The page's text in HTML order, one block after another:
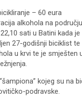
– 60 eura
alkohola na
sati u Batini kada
27-godišnji biciklist
u krvi te je smješten
kojeg su na
podravske.